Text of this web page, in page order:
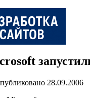
28.09.2006